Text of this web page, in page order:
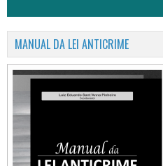
MANUAL DA LEI ANTICRIME